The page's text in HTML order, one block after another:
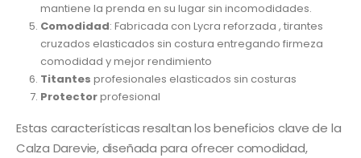
mantiene la prenda en su lugar sin incomodidades.
Comodidad: Fabricada con Lycra reforzada , tirantes
cruzados elasticados sin costura entregando firmeza
comodidad y mejor rendimiento
Titantes profesionales elasticados sin costuras
Protectorprofesional
Estas características resaltan los beneficios clave de la
Calza Darevie, diseñada para ofrecer comodidad,